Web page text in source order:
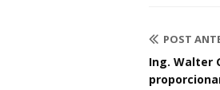
POST
Ing. Walter